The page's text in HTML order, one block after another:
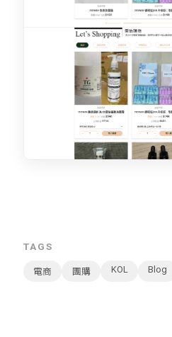
TAGS
電商 團購 KOL Blog